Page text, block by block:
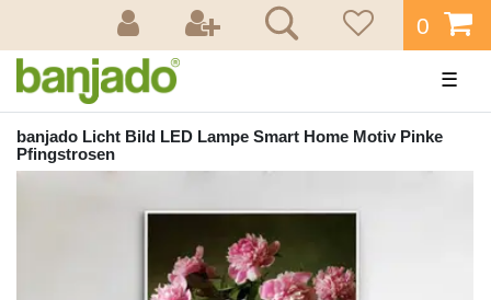
0
☰
banjado Licht Bild LED Lampe Smart Home Motiv Pinke
Pfingstrosen